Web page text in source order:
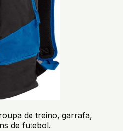
de treino, garrafa,
de futebol.